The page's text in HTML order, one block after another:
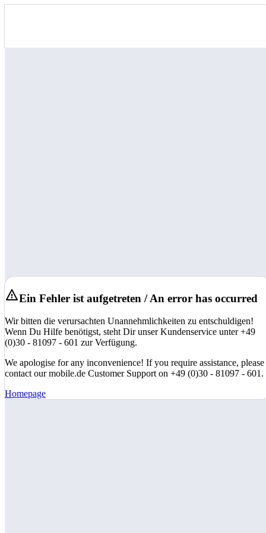
Ein Fehler ist aufgetreten / An error has occurred
Wir bitten die verursachten Unannehmlichkeiten zu entschuldigen!
Wenn Du Hilfe benötigst, steht Dir unser Kundenservice unter +49
(0)30 - 81097 - 601 zur Verfügung.
We apologise for any inconvenience! If you require assistance, please
contact our mobile.de Customer Support on +49 (0)30 - 81097 - 601.
Homepage